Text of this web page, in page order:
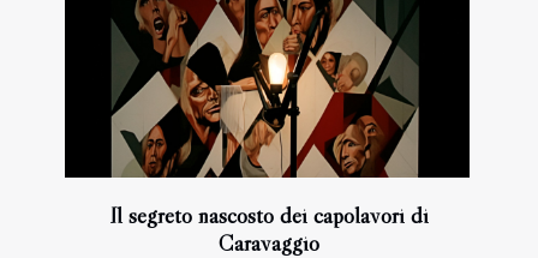
Il segreto nascosto dei capolavori di
Caravaggio